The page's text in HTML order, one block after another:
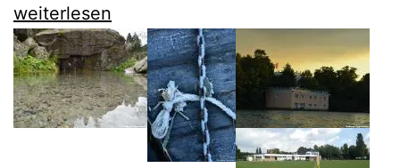
Winterlicher
März
am
Krossinsee
weiterlesen